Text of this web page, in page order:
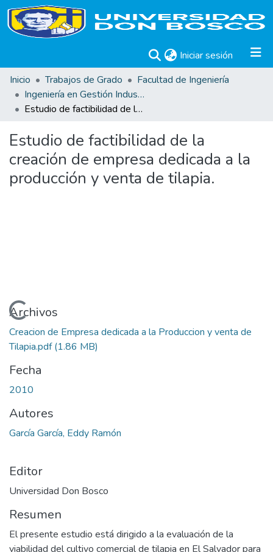
Iniciar sesión (current)
Inicio
Trabajos de Grado
Facultad de Ingeniería
Ingeniería en Gestión Industrial
Estudio de factibilidad de la creación de empresa dedicada a la producción y venta de tilapia.
Estudio de factibilidad de la
creación de empresa dedicada a la
producción y venta de tilapia.
Cargando...
Archivos
Creacion de Empresa dedicada a la Produccion y venta de
Tilapia.pdf(1.86 MB)
Fecha
2010
Autores
García García, Eddy Ramón
Editor
Universidad Don Bosco
Resumen
El presente estudio está dirigido a la evaluación de la
viabilidad del cultivo comercial de tilapia en El Salvador para